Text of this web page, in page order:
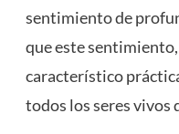
sentimiento de
que este
característico
todos los seres vivos